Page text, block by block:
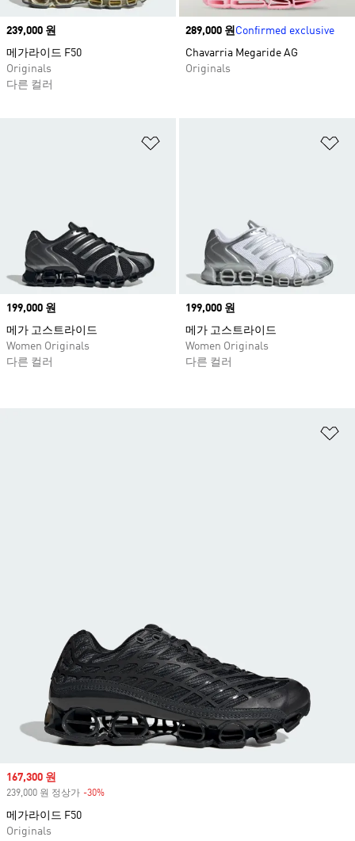
Price
239,000 원
메가라이드 F50
Originals
다른 컬러
Price
289,000 원Confirmed exclusive
Chavarria Megaride AG
Originals
Price
199,000 원
메가 고스트라이드
Women Originals
다른 컬러
Price
199,000 원
메가 고스트라이드
Women Originals
다른 컬러
Sale price
167,300 원
239,000 원 정상가 -30%
메가라이드 F50
Originals